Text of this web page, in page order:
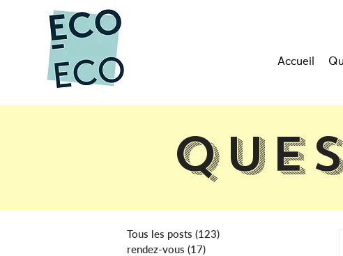
Accueil
Tous les posts (123)
rendez-vous (17)